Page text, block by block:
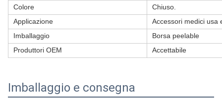
Colore
Chiuso.
Applicazione
Accessori medici usa
Imballaggio
Borsa peelable
Produttori OEM
Accettabile
Imballaggio e consegna